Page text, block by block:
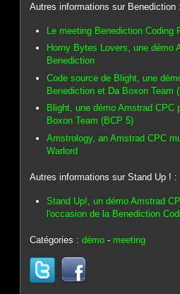
Autres informations sur Benediction :
Le meeting Benediction
Horny Bytes Lovers, une démo
Benediction
Code source de Blight, une
Benediction et Da Boxon Team
Blight, une démo Amstrad CPC
Boxon Team (BCP 5)
Amstrology, an Amstrad CPC
Warlord
Autres informations sur Stand Up ! :
Stand Up!, un démo Amstrad
l'occasion de la Benediction
Catégories :démo - meeting